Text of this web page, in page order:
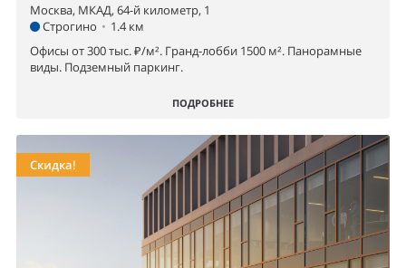
Москва, МКАД, 64-й километр, 1
Строгино • 1.4 км
Офисы от 300 тыс. ₽/м². Гранд-лобби 1500 м². Панорамные
виды. Подземный паркинг.
ПОДРОБНЕЕ
Скидка!